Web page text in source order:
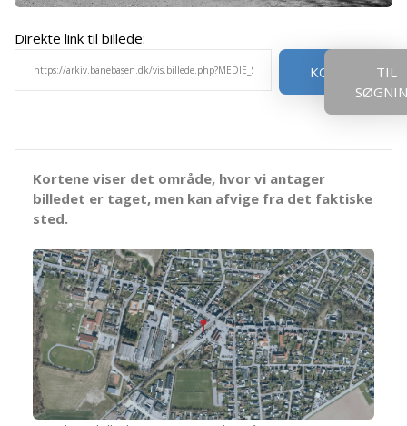
Direkte link til billede:
KOPIER
TIL
Kortene viser det område, hvor vi antager
billedet er taget, men kan afvige fra det faktiske
sted.